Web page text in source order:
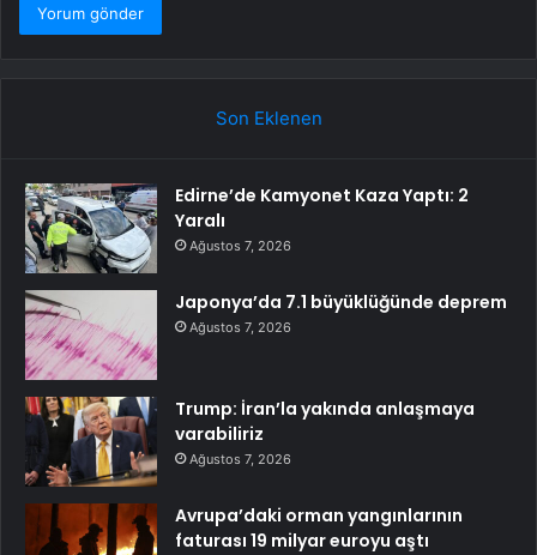
Son Eklenen
Edirne’de Kamyonet Kaza Yaptı: 2
Yaralı
Ağustos 7, 2026
Japonya’da 7.1 büyüklüğünde deprem
Ağustos 7, 2026
Trump: İran’la yakında anlaşmaya
varabiliriz
Ağustos 7, 2026
Avrupa’daki orman yangınlarının
faturası 19 milyar euroyu aştı